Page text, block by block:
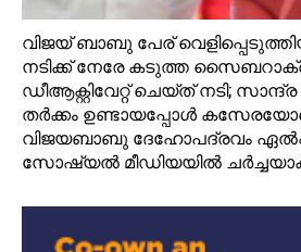
വിജയ്‌ ബാബു പേര്
നടിക്ക് നേരേ കടുത്ത
ഡീആക്റ്റിവേറ്റ് ചെയ്ത് നടി;
തര്‍ക്കം ഉണ്ടായപ്പോള്‍ കസേരയോടെ
വിജയബാബു ദേഹോപദ്രവം
സോഷ്യല്‍ മീഡിയയില്‍